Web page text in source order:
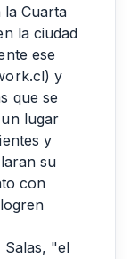
la Cuarta
la ciudad
ese
y
que se
lugar
y
su
con
Salas, "el